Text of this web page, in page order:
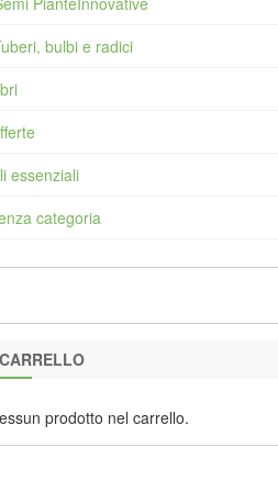
bulbi e radici
essenziali
categoria
CARRELLO
prodotto nel carrello.